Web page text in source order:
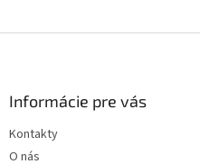
Informácie pre vás
Kontakty
O nás